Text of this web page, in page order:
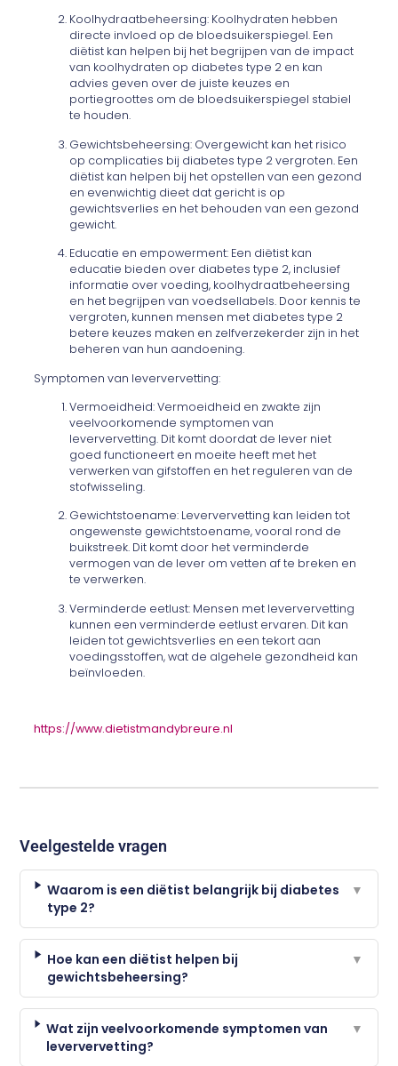
Koolhydraatbeheersing: Koolhydraten hebben
directe invloed op de bloedsuikerspiegel. Een
diëtist kan helpen bij het begrijpen van de impact
van koolhydraten op diabetes type 2 en kan
advies geven over de juiste keuzes en
portiegroottes om de bloedsuikerspiegel stabiel
te houden.
Gewichtsbeheersing: Overgewicht kan het risico
op complicaties bij diabetes type 2 vergroten. Een
diëtist kan helpen bij het opstellen van een gezond
en evenwichtig dieet dat gericht is op
gewichtsverlies en het behouden van een gezond
gewicht.
Educatie en empowerment: Een diëtist kan
educatie bieden over diabetes type 2, inclusief
informatie over voeding, koolhydraatbeheersing
en het begrijpen van voedsellabels. Door kennis te
vergroten, kunnen mensen met diabetes type 2
betere keuzes maken en zelfverzekerder zijn in het
beheren van hun aandoening.
Symptomen van leververvetting:
Vermoeidheid: Vermoeidheid en zwakte zijn
veelvoorkomende symptomen van
leververvetting. Dit komt doordat de lever niet
goed functioneert en moeite heeft met het
verwerken van gifstoffen en het reguleren van de
stofwisseling.
Gewichtstoename: Leververvetting kan leiden tot
ongewenste gewichtstoename, vooral rond de
buikstreek. Dit komt door het verminderde
vermogen van de lever om vetten af te breken en
te verwerken.
Verminderde eetlust: Mensen met leververvetting
kunnen een verminderde eetlust ervaren. Dit kan
leiden tot gewichtsverlies en een tekort aan
voedingsstoffen, wat de algehele gezondheid kan
beïnvloeden.
https://www.dietistmandybreure.nl
Veelgestelde vragen
Waarom is een diëtist belangrijk bij diabetes
type 2?
▼
Hoe kan een diëtist helpen bij
gewichtsbeheersing?
▼
Wat zijn veelvoorkomende symptomen van
leververvetting?
▼